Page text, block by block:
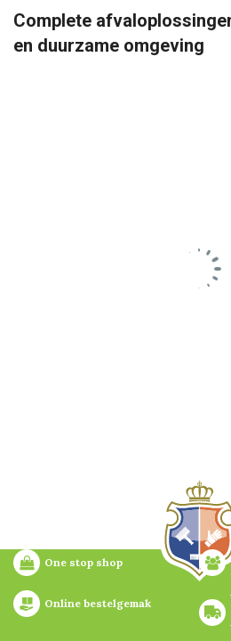
Complete
en duurzame omgeving
One stop shop
Online bestelgemak